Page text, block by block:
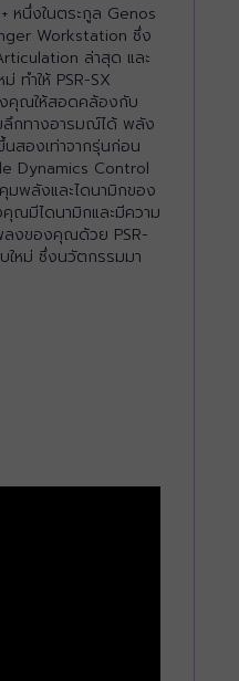
หนึ่งในตระกูล Genos
Workstation ซึ่ง
ล่าสุด และ
ทำให้ PSR-SX
คุณให้สอดคล้องกับ
ลึกทางอารมณ์ได้ พลัง
สองเท่าจากรุ่นก่อน
Dynamics Control
มพลังและไดนามิกของ
ณมีไดนามิกและมีความ
ลงของคุณด้วย PSR-
ใหม่ ซึ่งนวัตกรรมมา